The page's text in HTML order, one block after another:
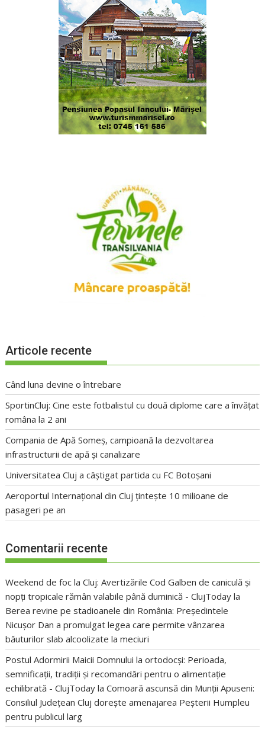
Articole recente
Când luna devine o întrebare
SportinCluj: Cine este fotbalistul cu două diplome care a învățat
româna la 2 ani
Compania de Apă Someș, campioană la dezvoltarea
infrastructurii de apă și canalizare
Universitatea Cluj a câștigat partida cu FC Botoșani
Aeroportul Internațional din Cluj țintește 10 milioane de
pasageri pe an
Comentarii recente
Weekend de foc la Cluj: Avertizările Cod Galben de caniculă și
nopți tropicale rămân valabile până duminică - ClujToday la
Berea revine pe stadioanele din România: Președintele
Nicușor Dan a promulgat legea care permite vânzarea
băuturilor slab alcoolizate la meciuri
Postul Adormirii Maicii Domnului la ortodocși: Perioada,
semnificații, tradiții și recomandări pentru o alimentație
echilibrată - ClujToday laComoară ascunsă din Munții Apuseni:
Consiliul Județean Cluj dorește amenajarea Peșterii Humpleu
pentru publicul larg